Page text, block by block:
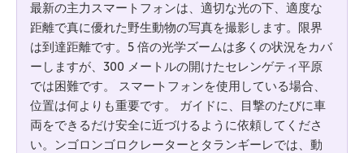
最新の主力スマートフォンは、適切な光の下、適度な
距離で真に優れた野生動物の写真を撮影します。限界
は到達距離です。5 倍の光学ズームは多くの状況をカバ
ーしますが、300 メートルの開けたセレンゲティ平原
では困難です。 スマートフォンを使用している場合、
位置は何よりも重要です。 ガイドに、目撃のたびに車
両をできるだけ安全に近づけるように依頼してくださ
い。ンゴロンゴロクレーターとタランギーレでは、動